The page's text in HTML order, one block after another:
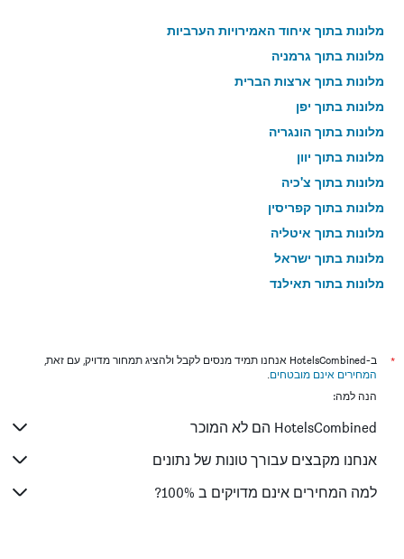
מלונות בתוך איחוד האמירויות הערביות
מלונות בתוך גרמניה
מלונות בתוך ארצות הברית
מלונות בתוך יפן
מלונות בתוך הונגריה
מלונות בתוך יוון
מלונות בתוך צ'כיה
מלונות בתוך קפריסין
מלונות בתוך איטליה
מלונות בתוך ישראל
מלונות בתוך תאילנד
*
ב-HotelsCombined אנחנו תמיד מנסים לקבל ולהציג תמחור מדויק, עם זאת,
המחירים אינם מובטחים.
הנה למה:
HotelsCombined הם לא המוכר
אנחנו מקבצים עבורך טונות של נתונים
למה המחירים אינם מדויקים ב 100%?